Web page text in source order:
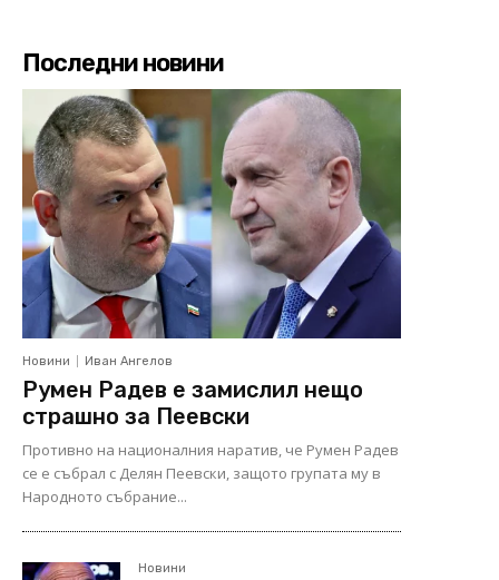
Последни новини
Новини Иван Ангелов
Румен Радев е замислил нещо
страшно за Пеевски
Противно на националния наратив, че Румен Радев
се е събрал с Делян Пеевски, защото групата му в
Народното събрание...
Новини